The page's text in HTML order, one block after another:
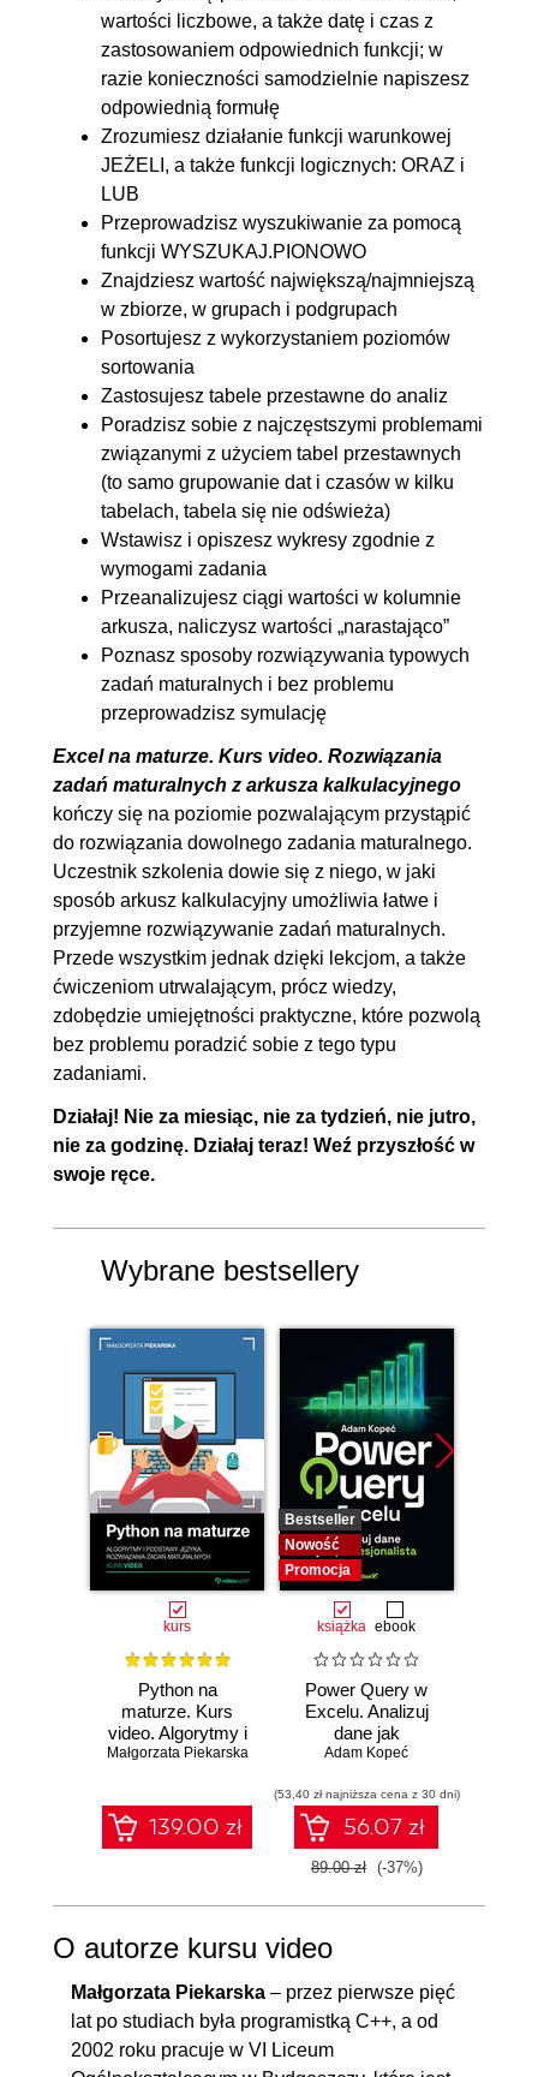
6.6. Arkusz matury z maja 2023
- Konfitury owocowe
00:15:05
6.7. Arkusz matury z czerwca
2023 - Fotowoltaika
6.8. Arkusz matury próbnej ze
stycznia 2024 - zadanie Wyniki
Sportowe
00:13:02
6.9. Arkusz matury z maja 2023
- zadanie Hurtownia
00:15:48
6.10. Arkusz matury z czerwca
2024 - zadanie Uzdrowisko
00:23:54
wartości liczbowe, a także datę i czas z
zastosowaniem odpowiednich funkcji; w
razie konieczności samodzielnie napiszesz
odpowiednią formułę
Zrozumiesz działanie funkcji warunkowej
JEŻELI, a także funkcji logicznych: ORAZ i
LUB
Przeprowadzisz wyszukiwanie za pomocą
funkcji WYSZUKAJ.PIONOWO
Znajdziesz wartość największą/najmniejszą
w zbiorze, w grupach i podgrupach
Posortujesz z wykorzystaniem poziomów
sortowania
Zastosujesz tabele przestawne do analiz
Poradzisz sobie z najczęstszymi problemami
związanymi z użyciem tabel przestawnych
(to samo grupowanie dat i czasów w kilku
tabelach, tabela się nie odświeża)
Wstawisz i opiszesz wykresy zgodnie z
wymogami zadania
Przeanalizujesz ciągi wartości w kolumnie
arkusza, naliczysz wartości „narastająco”
Poznasz sposoby rozwiązywania typowych
zadań maturalnych i bez problemu
przeprowadzisz symulację
Excel na maturze. Kurs video. Rozwiązania
zadań maturalnych z arkusza kalkulacyjnego
kończy się na poziomie pozwalającym przystąpić
do rozwiązania dowolnego zadania maturalnego.
Uczestnik szkolenia dowie się z niego, w jaki
sposób arkusz kalkulacyjny umożliwia łatwe i
przyjemne rozwiązywanie zadań maturalnych.
Przede wszystkim jednak dzięki lekcjom, a także
ćwiczeniom utrwalającym, prócz wiedzy,
zdobędzie umiejętności praktyczne, które pozwolą
bez problemu poradzić sobie z tego typu
zadaniami.
Działaj! Nie za miesiąc, nie za tydzień, nie jutro,
nie za godzinę. Działaj teraz! Weź przyszłość w
swoje ręce.
Wybrane bestsellery
kurs
Python na
maturze. Kurs
video. Algorytmy i
podstawy języka.
Małgorzata Piekarska
139.00 zł
Bestseller
Nowość
Promocja
książka ebook
Power Query w
Excelu. Analizuj
dane jak
profesjonalista
Adam Kopeć
(53,40 zł najniższa cena z 30 dni)
56.07 zł
89.00 zł (-37%)
O autorze kursu video
Małgorzata Piekarska – przez pierwsze pięć
lat po studiach była programistką C++, a od
2002 roku pracuje w VI Liceum